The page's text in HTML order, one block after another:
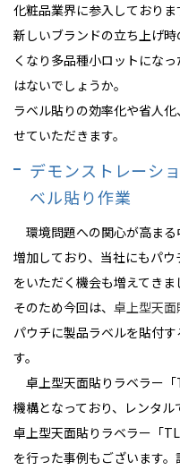
化粧品業界に参入しておりま
新しいブランドの立ち上げ
くなり多品種小ロットにな
はないでしょうか。
ラベル貼りの効率化や省人
せていただきます。
デモンストレーシ
ベル貼り作業
環境問題への関心が高ま
増加しており、当社にもパ
をいただく機会も増えてきま
そのため今回は、 卓上型天面
パウチに製品ラベルを貼付
す。
卓上型天面貼りラベラー
機構となっており、レンタ
卓上型天面貼りラベラー「
を行った事例もございます